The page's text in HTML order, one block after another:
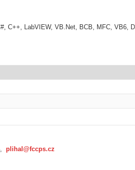
C++, LabVIEW, VB.Net, BCB, MFC, VB6,
plihal@fccps.cz